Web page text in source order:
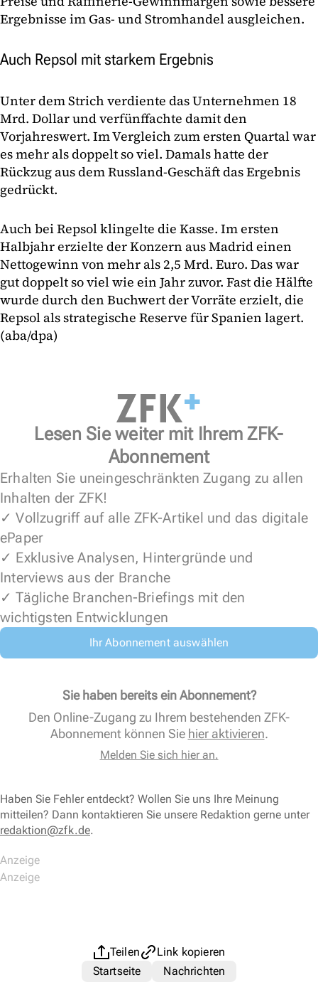
Ergebnisse im Gas- und Stromhandel ausgleichen.
Auch Repsol mit starkem Ergebnis
Unter dem Strich verdiente das Unternehmen 18
Mrd. Dollar und verfünffachte damit den
Vorjahreswert. Im Vergleich zum ersten Quartal war
es mehr als doppelt so viel. Damals hatte der
Rückzug aus dem Russland-Geschäft das Ergebnis
gedrückt.
Auch bei Repsol klingelte die Kasse. Im ersten
Halbjahr erzielte der Konzern aus Madrid einen
Nettogewinn von mehr als 2,5 Mrd. Euro. Das war
gut doppelt so viel wie ein Jahr zuvor. Fast die Hälfte
wurde durch den Buchwert der Vorräte erzielt, die
Repsol als strategische Reserve für Spanien lagert.
(aba/dpa)
Lesen Sie weiter mit Ihrem ZFK-
Abonnement
Erhalten Sie uneingeschränkten Zugang zu allen
Inhalten der ZFK!
✓ Vollzugriff auf alle ZFK-Artikel und das digitale
ePaper
✓ Exklusive Analysen, Hintergründe und
Interviews aus der Branche
✓ Tägliche Branchen-Briefings mit den
wichtigsten Entwicklungen
Ihr Abonnement auswählen
Sie haben bereits ein Abonnement?
Den Online-Zugang zu Ihrem bestehenden ZFK-
Abonnement können Sie hier aktivieren.
Melden Sie sich hier an.
Haben Sie Fehler entdeckt? Wollen Sie uns Ihre Meinung
mitteilen? Dann kontaktieren Sie unsere Redaktion gerne unter
redaktion@zfk.de.
Teilen
Link kopieren
Startseite
Nachrichten